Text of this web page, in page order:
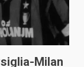
Milan